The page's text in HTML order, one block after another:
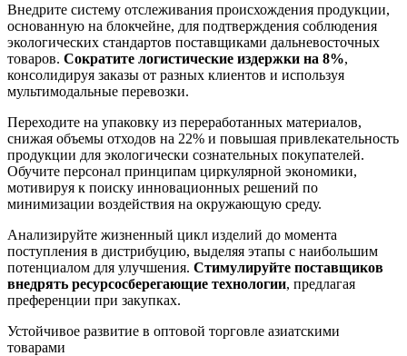
Внедрите систему отслеживания происхождения продукции,
основанную на блокчейне, для подтверждения соблюдения
экологических стандартов поставщиками дальневосточных
товаров. Сократите логистические издержки на 8%,
консолидируя заказы от разных клиентов и используя
мультимодальные перевозки.
Переходите на упаковку из переработанных материалов,
снижая объемы отходов на 22% и повышая привлекательность
продукции для экологически сознательных покупателей.
Обучите персонал принципам циркулярной экономики,
мотивируя к поиску инновационных решений по
минимизации воздействия на окружающую среду.
Анализируйте жизненный цикл изделий до момента
поступления в дистрибуцию, выделяя этапы с наибольшим
потенциалом для улучшения. Стимулируйте поставщиков
внедрять ресурсосберегающие технологии, предлагая
преференции при закупках.
Устойчивое развитие в оптовой торговле азиатскими
товарами